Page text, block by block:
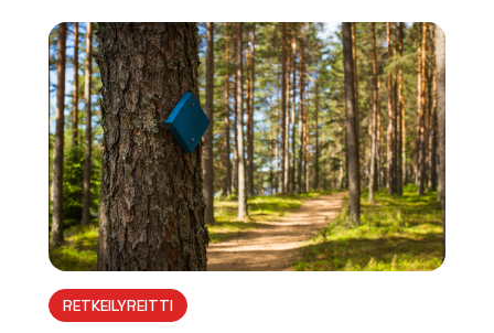
array(0) { }
RETKEILYREITTI